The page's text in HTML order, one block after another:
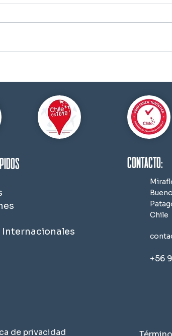
Internacionales
de privacidad
contacto:
Chile
+56